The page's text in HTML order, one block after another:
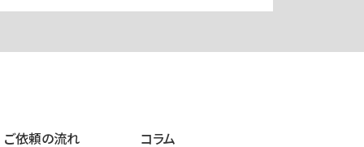
ご依頼の流れ コラム